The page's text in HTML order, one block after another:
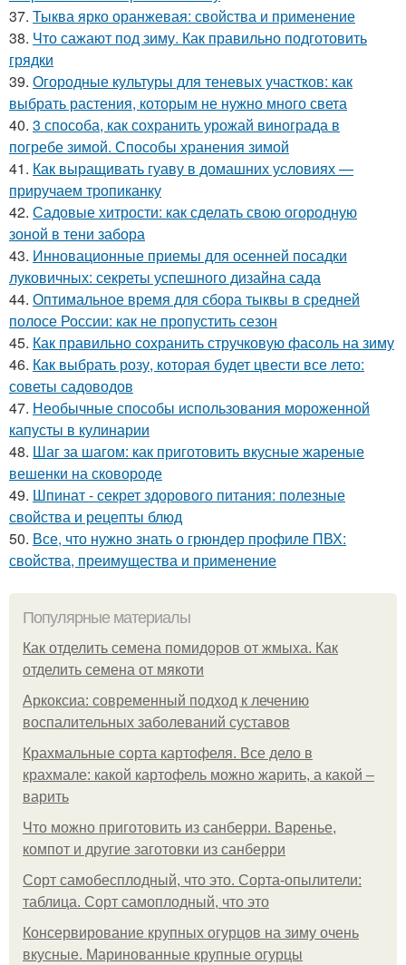
37. Тыква ярко оранжевая: свойства и применение
38. Что сажают под зиму. Как правильно подготовить
грядки
39. Огородные культуры для теневых участков: как
выбрать растения, которым не нужно много света
40. 3 способа, как сохранить урожай винограда в
погребе зимой. Способы хранения зимой
41. Как выращивать гуаву в домашних условиях —
приручаем тропиканку
42. Садовые хитрости: как сделать свою огородную
зоной в тени забора
43. Инновационные приемы для осенней посадки
луковичных: секреты успешного дизайна сада
44. Оптимальное время для сбора тыквы в средней
полосе России: как не пропустить сезон
45. Как правильно сохранить стручковую фасоль на зиму
46. Как выбрать розу, которая будет цвести все лето:
советы садоводов
47. Необычные способы использования мороженной
капусты в кулинарии
48. Шаг за шагом: как приготовить вкусные жареные
вешенки на сковороде
49. Шпинат - секрет здорового питания: полезные
свойства и рецепты блюд
50. Все, что нужно знать о грюндер профиле ПВХ:
свойства, преимущества и применение
Популярные материалы
Как отделить семена помидоров от жмыха. Как
отделить семена от мякоти
Аркоксиа: современный подход к лечению
воспалительных заболеваний суставов
Крахмальные сорта картофеля. Все дело в
крахмале: какой картофель можно жарить, а какой –
варить
Что можно приготовить из санберри. Варенье,
компот и другие заготовки из санберри
Сорт самобесплодный, что это. Сорта-опылители:
таблица. Сорт самоплодный, что это
Консервирование крупных огурцов на зиму очень
вкусные. Маринованные крупные огурцы